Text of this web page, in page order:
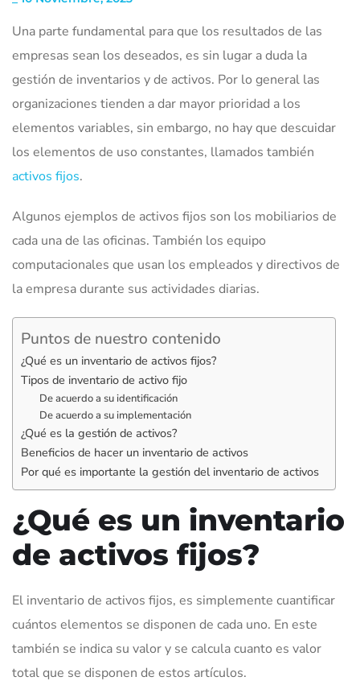
Una parte fundamental para que los resultados de las
empresas sean los deseados, es sin lugar a duda la
gestión de inventarios y de activos. Por lo general las
organizaciones tienden a dar mayor prioridad a los
elementos variables, sin embargo, no hay que descuidar
los elementos de uso constantes, llamados también
activos fijos.
Algunos ejemplos de activos fijos son los mobiliarios de
cada una de las oficinas. También los equipo
computacionales que usan los empleados y directivos de
la empresa durante sus actividades diarias.
Puntos de nuestro contenido
¿Qué es un inventario de activos fijos?
Tipos de inventario de activo fijo
De acuerdo a su identificación
De acuerdo a su implementación
¿Qué es la gestión de activos?
Beneficios de hacer un inventario de activos
Por qué es importante la gestión del inventario de activos
¿Qué es un inventario
de activos fijos?
El inventario de activos fijos, es simplemente cuantificar
cuántos elementos se disponen de cada uno. En este
también se indica su valor y se calcula cuanto es valor
total que se disponen de estos artículos.